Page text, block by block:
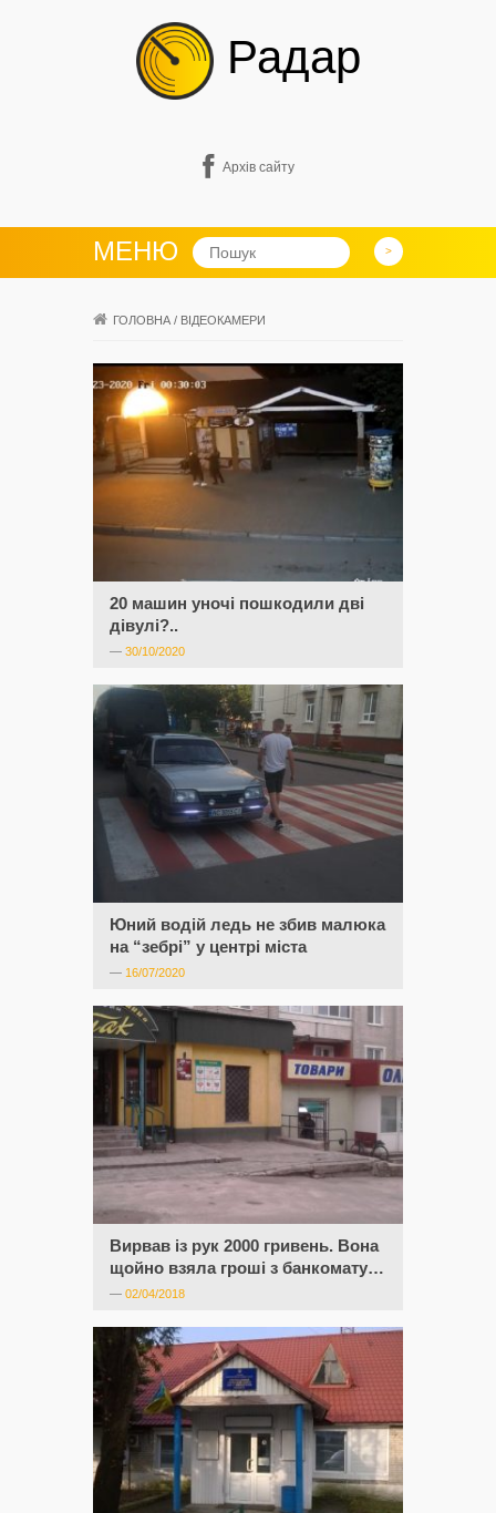
Радар
Архів сайту
МЕНЮ
ГОЛОВНА / ВІДЕОКАМЕРИ
20 машин уночі пошкодили дві
дівулі?..
— 30/10/2020
Юний водій ледь не збив малюка
на “зебрі” у центрі міста
— 16/07/2020
Вирвав із рук 2000 гривень. Вона
щойно взяла гроші з банкомату…
— 02/04/2018